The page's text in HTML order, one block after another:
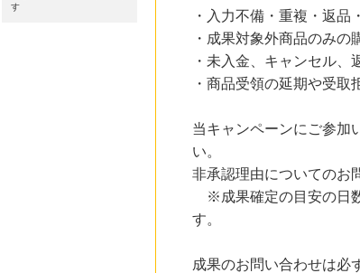
す
・入力不備・重複・返品
・成果対象外商品のみの
・未入金、キャンセル、
・商品受領の延期や受取
当キャンペーンにご参加
い。
非承認理由についてのお
※成果確定の目安の日
す。
成果のお問い合わせは必